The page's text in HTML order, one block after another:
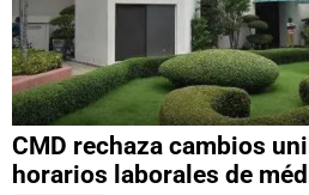
CMD rechaza cambios
horarios laborales de